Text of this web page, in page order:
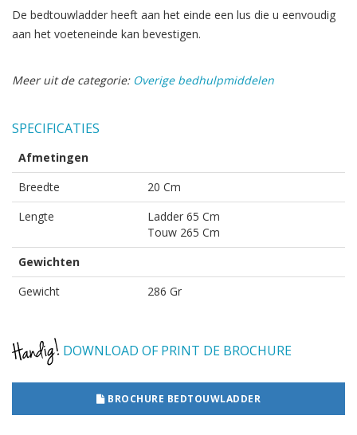
De bedtouwladder heeft aan het einde een lus die u eenvoudig
aan het voeteneinde kan bevestigen.
Meer uit de categorie: Overige bedhulpmiddelen
SPECIFICATIES
Afmetingen
Breedte
20 Cm
Lengte
Ladder 65 Cm
Touw 265 Cm
Gewichten
Gewicht
286 Gr
DOWNLOAD OF PRINT DE BROCHURE
BROCHURE BEDTOUWLADDER